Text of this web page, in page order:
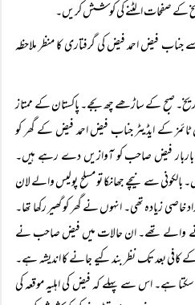
کے صفحات الٹنے کی کوشش کریں۔
فیض احمد فیض کی گرفتاری کا منظر ملاحظہ
کی بات ہے۔ مارچ کی ۹ تاریخ۔ صبح کے ساڑھے چھ بجے۔ پاکستان کے ممتاز
کے ایڈیٹر جناب فیض احمد فیض کے گھر کو
فیض صاحب کو آوازیں دے رہے ہیں۔
بالکونی سے نیچے جھانکا تو مسلح پولیس والے لان
زیادہ تھی۔ انہوں نے گھر کو گھیر رکھا تھا۔
والے تھے۔ ان حالات میں فیض صاحب نے
کے کافی بعد تک نظر بند کیے جانے کا اندیشہ ہے۔
ہے۔ اس سے پہلے کہ فیض کی اہلیہ موقعہ کی